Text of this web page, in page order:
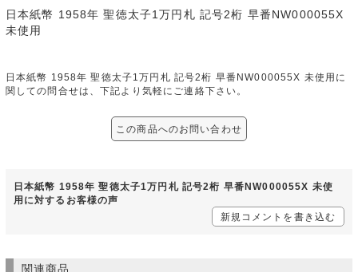
日本紙幣 1958年 聖徳太子1万円札 記号2桁 早番NW000055X
未使用
日本紙幣 1958年 聖徳太子1万円札 記号2桁 早番NW000055X 未使用に
関しての問合せは、下記より気軽にご連絡下さい。
この商品へのお問い合わせ
日本紙幣 1958年 聖徳太子1万円札 記号2桁 早番NW000055X 未使
用に対するお客様の声
新規コメントを書き込む
関連商品